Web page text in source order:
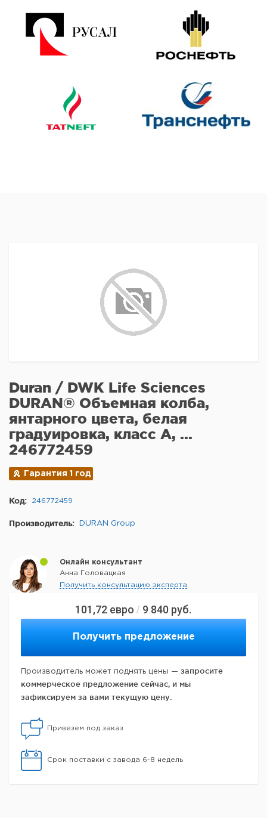
101,72 евро / 9 840 руб.
Получить предложение
Производитель может поднять цены — запросите
коммерческое предложение сейчас, и мы
зафиксируем за вами текущую цену.
Привезем под заказ
Срок поставки с завода 6-8 недель
Duran / DWK Life Sciences
DURAN® Объемная колба,
янтарного цвета, белая
градуировка, класс A, ...
246772459
Гарантия 1 год
Код: 246772459
Производитель: DURAN Group
Онлайн консультант
Анна Головацкая
Получить консультацию эксперта